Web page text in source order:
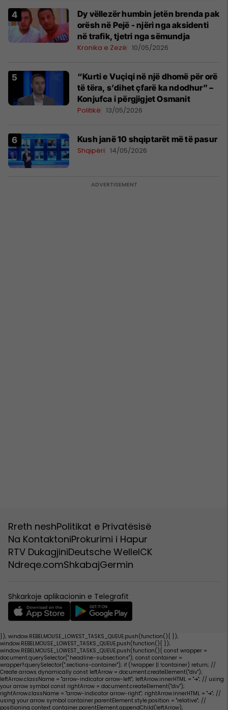
Dy vëllezër humbin jetën brenda pak
orësh në Pejë - njëri nga aksidenti
në trafik, tjetri nga sëmundja
Kronika e Zezë 10/05/2026
“Kurti e Vuçiqi në një dhomë për orë
të tëra, s’dihet çfarë ka ndodhur” –
Konjufca i përgjigjet Osmanit
Politikë 13/05/2026
Kush janë 10 shqiptarët më të pasur
Shqipëri 14/05/2026
Rreth neshPolitikat e Privatësisë
Na KontaktoniProkurimi i Hapur
RTV DukagjiniDeutsche WelleICK
Ndreqe.comShkabajGermin
Shkarkoje aplikacionin e Telegrafit
}); window.REBELMOUSE_LOWEST_TASKS_QUEUE.push(function(){ });
window.REBELMOUSE_LOWEST_TASKS_QUEUE.push(function(){ });
window.REBELMOUSE_LOWEST_TASKS_QUEUE.push(function(){ const wrapper =
document.querySelector(".headline-subsections"); const container =
wrapper?.querySelector(".sections-container"); if (!wrapper || !container) return; //
Create arrows dynamically const leftArrow = document.createElement("div");
leftArrow.className = "arrow-indicator arrow-left"; leftArrow.innerHTML = "➔"; // using
your arrow symbol const rightArrow = document.createElement("div");
rightArrow.className = "arrow-indicator arrow-right"; rightArrow.innerHTML = "➔"; //
using your arrow symbol container.parentElement.style.position = "relative"; //
positioning context container.parentElement.appendChild(leftArrow);